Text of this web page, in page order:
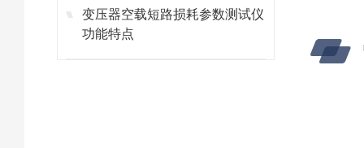
变压器空载短路损耗参数测试仪
功能特点